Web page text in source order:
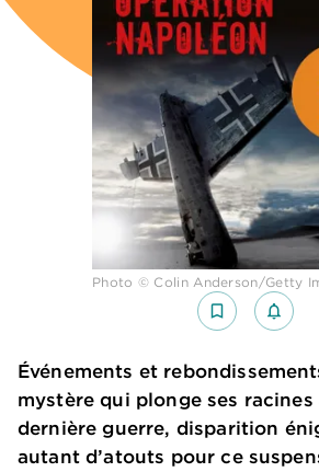
Photo © Colin Anderson/Getty
bookmark_border
Événements et
mystère qui plonge ses racines
dernière guerre, disparition
autant d’atouts pour ce